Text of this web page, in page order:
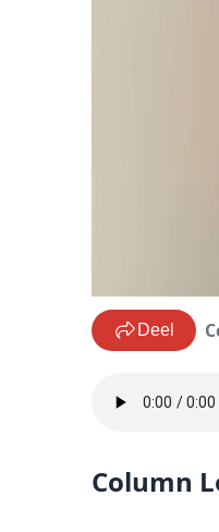
Deel
Column